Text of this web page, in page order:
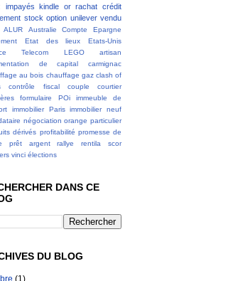
impayés kindle or rachat crédit
stock option unilever vendu
ALUR Australie
Compte Epargne
Etat des lieux
Etats-Unis
Telecom
LEGO
artisan
de capital
carmignac
au bois chauffage gaz clash of
contrôle fiscal couple
courtier
formulaire POi
immeuble de
immobilier Paris
immobilier neuf
négociation orange particulier
dérivés profitabilité promesse de
prêt argent rallye rentila
scor
vinci élections
DANS CE
DU BLOG
(1)